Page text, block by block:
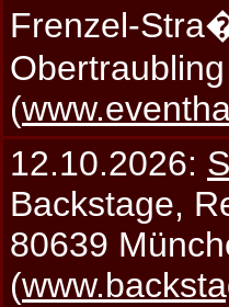
Frenzel-
(
12.10.2026:
Backstage,
80639
(